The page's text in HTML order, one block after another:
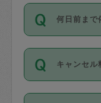
時間も被
社員など
登録して
日本語も
確認して
ング動画
現場トラ
ジさんが
依頼者と
を通して
適用され
です。作
をさせた
何日前まで
ご依頼は
以降）の
す。
キャンセル
キャンセ